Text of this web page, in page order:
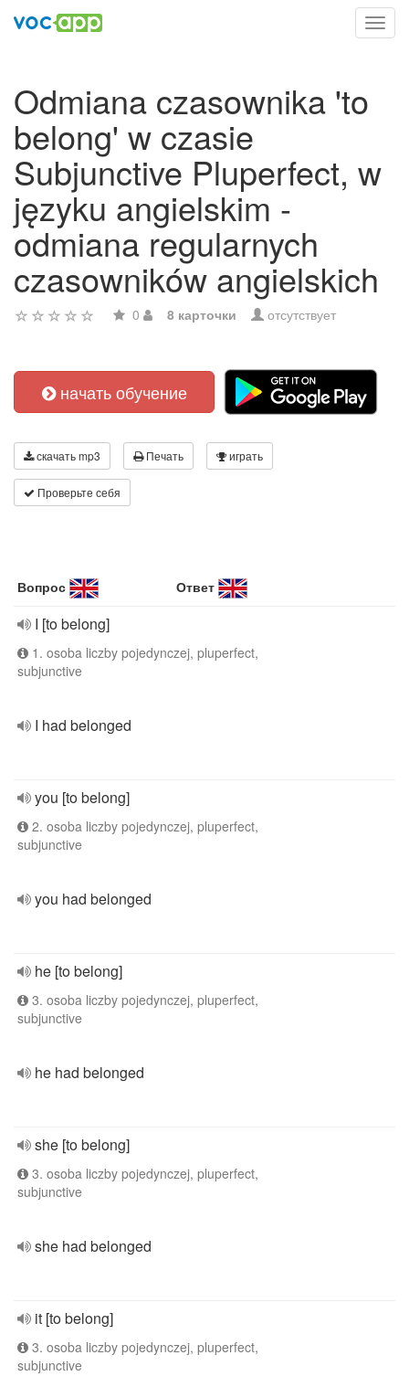
Odmiana czasownika 'to
belong' w czasie
Subjunctive Pluperfect, w
języku angielskim -
odmiana regularnych
czasowników angielskich
0 8 карточки отсутствует
начать обучение
скачать mp3 Печать играть
Проверьте себя
Вопрос Ответ
I [to belong]
1. osoba liczby pojedynczej, pluperfect,
subjunctive
I had belonged
you [to belong]
2. osoba liczby pojedynczej, pluperfect,
subjunctive
you had belonged
he [to belong]
3. osoba liczby pojedynczej, pluperfect,
subjunctive
he had belonged
she [to belong]
3. osoba liczby pojedynczej, pluperfect,
subjunctive
she had belonged
it [to belong]
3. osoba liczby pojedynczej, pluperfect,
subjunctive